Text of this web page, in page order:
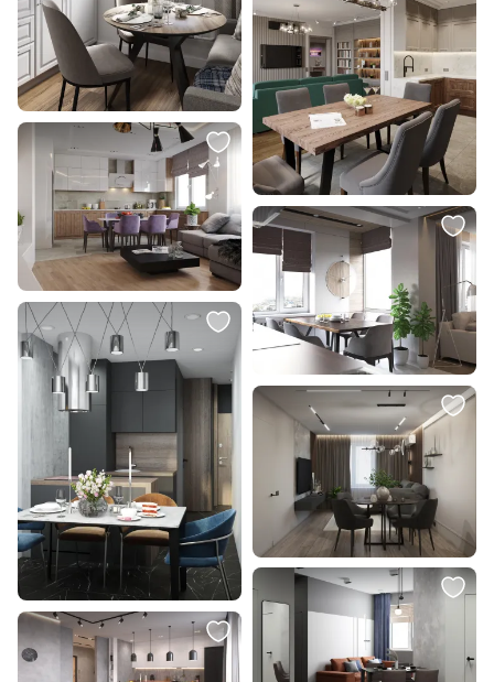
14 000 ₽
Картина с городом Надежда
Коломенская BD-2690008
100х70 см
В корзину
1 700 ₽
Подушка декоративная BOXY
ОГОГО Обстановочка серый BD-
1907466
В корзину
24 300 ₽
Подвесной светильник TK
Lighting Juta 6585
В корзину
39 995 ₽ 19 998 ₽
Набор из 2-х репродукций
картин в раме Игра форм № 1,
2020г.
В корзину
8 790 ₽ 5 000 ₽
Светильник подвесной
светодиодный Moderli V10872-PL
1 990 ₽
Подвесной светодиодный
светильник Eurosvet Piccolo в
стиле лофт 50248/1 LED/ белый